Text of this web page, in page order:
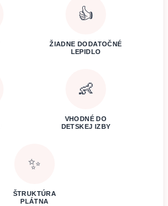
👍
ŽIADNE DODATOČNÉ
LEPIDLO
👶
VHODNÉ DO
DETSKEJ IZBY
✨
ŠTRUKTÚRA
PLÁTNA